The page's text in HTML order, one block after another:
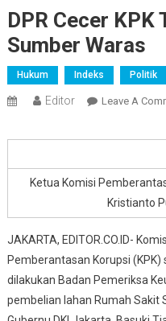
DPR Cecer KPK
Sumber Waras
Hukum Indeks Politik
Editor Leave A
Ketua Komisi
Kristianto
JAKARTA, EDITOR.CO.ID-
Pemberantasan Korupsi
dilakukan Badan Pemeriksa
pembelian lahan Rumah Sakit